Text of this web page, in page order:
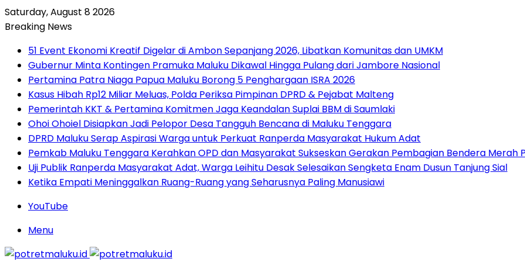
Saturday, August 8 2026
Breaking News
51 Event Ekonomi Kreatif Digelar di Ambon Sepanjang 2026, Libatkan Komunitas dan UMKM
Gubernur Minta Kontingen Pramuka Maluku Dikawal Hingga Pulang dari Jambore Nasional
Pertamina Patra Niaga Papua Maluku Borong 5 Penghargaan ISRA 2026
Kasus Hibah Rp12 Miliar Meluas, Polda Periksa Pimpinan DPRD & Pejabat Malteng
Pemerintah KKT & Pertamina Komitmen Jaga Keandalan Suplai BBM di Saumlaki
Ohoi Ohoiel Disiapkan Jadi Pelopor Desa Tangguh Bencana di Maluku Tenggara
DPRD Maluku Serap Aspirasi Warga untuk Perkuat Ranperda Masyarakat Hukum Adat
Pemkab Maluku Tenggara Kerahkan OPD dan Masyarakat Sukseskan Gerakan Pembagian Bendera Merah
Uji Publik Ranperda Masyarakat Adat, Warga Leihitu Desak Selesaikan Sengketa Enam Dusun Tanjung Sial
Ketika Empati Meninggalkan Ruang-Ruang yang Seharusnya Paling Manusiawi
YouTube
Menu